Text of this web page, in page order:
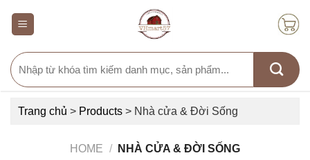
Search
for:
Trang chủ > Products > Nhà cửa & Đời Sống
HOME / NHÀ CỬA & ĐỜI SỐNG